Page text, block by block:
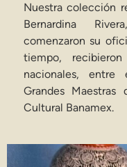
Nuestra colección
Bernardina
comenzaron su
tiempo,
nacionales, entre
Grandes
Cultural Banamex.